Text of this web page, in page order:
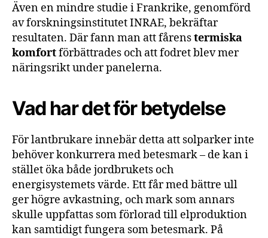
Även en mindre studie i Frankrike, genomförd
av forskningsinstitutet INRAE, bekräftar
resultaten. Där fann man att fårenstermiska
komfortförbättrades och att fodret blev mer
näringsrikt under panelerna.
Vad har det för betydelse
För lantbrukare innebär detta att solparker inte
behöver konkurrera med betesmark – de kan i
stället öka både jordbrukets och
energisystemets värde. Ett får med bättre ull
ger högre avkastning, och mark som annars
skulle uppfattas som förlorad till elproduktion
kan samtidigt fungera som betesmark. På